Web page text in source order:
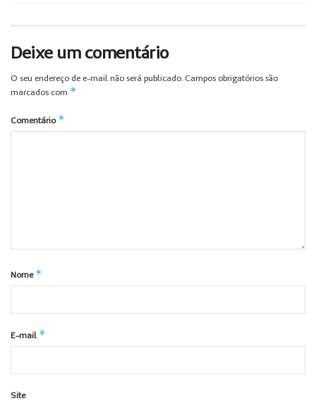
Deixe um comentário
O seu endereço de e-mail não será publicado. Campos obrigatórios são
marcados com *
Comentário *
Nome *
E-mail *
Site